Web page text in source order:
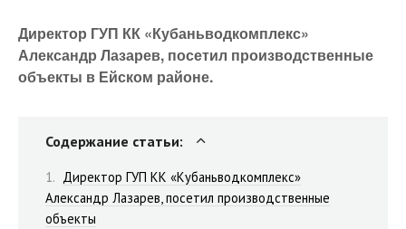
Директор ГУП КК «Кубаньводкомплекс»
Александр Лазарев, посетил производственные
объекты в Ейском районе.
Содержание статьи:
Директор ГУП КК «Кубаньводкомплекс»
Александр Лазарев, посетил производственные
объекты